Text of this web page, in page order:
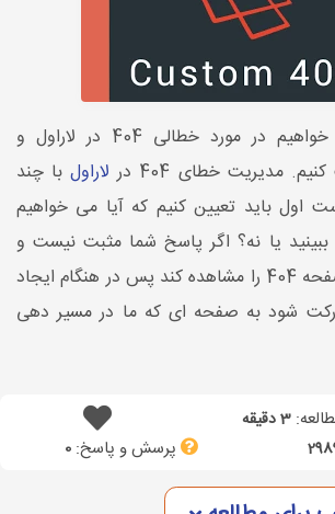
در این مطلب می خواهیم در مورد خطالی 404 در لاراول و
مدیریت خطای 404 در
لاراولبا چند
اول باید تعیین کنیم که آیا می خواهیم
پیغام 404 را ببینید یا نه؟ اگر پاسخ شما مثبت نیست و
نمی خواهید کاربر صفحه 404 را مشاهده کند پس در هنگام ایجاد
ریدارکت شود به صفحه ای که ما در مسیر دهی
3 دقیقه
پرسش و پاسخ:0